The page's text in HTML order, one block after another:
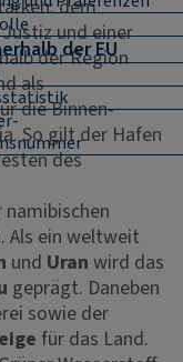
der EU
dem
und einer
der Region
als
die Binnen-
So gilt der Hafen
des
Als ein weltweit
und Uran wird das
geprägt. Daneben
sowie der
für das Land.